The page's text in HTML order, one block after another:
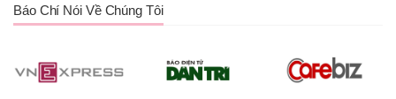
Báo Chí Nói Về Chúng Tôi